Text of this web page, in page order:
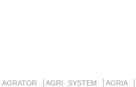
AGRATOR AGRI SYSTEM
AGRIA